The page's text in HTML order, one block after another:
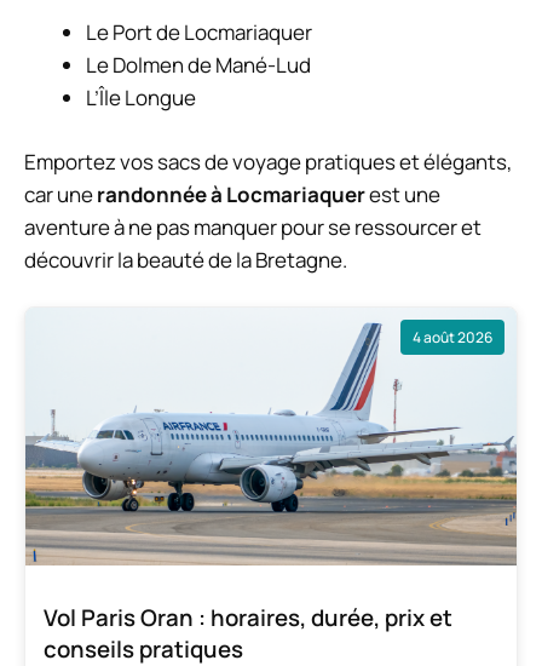
Le Port de Locmariaquer
Le Dolmen de Mané-Lud
L’Île Longue
Emportez vos sacs de voyage pratiques et élégants,
car unerandonnée à Locmariaquerest une
aventure à ne pas manquer pour se ressourcer et
découvrir la beauté de la Bretagne.
4 août 2026
Vol Paris Oran : horaires, durée, prix et
conseils pratiques